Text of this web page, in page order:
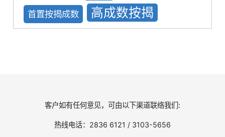
首置按揭成数 高成数按揭
客户如有任何意见，可由以下渠道联络我们:
热线电话：2836 6121 / 3103-5656